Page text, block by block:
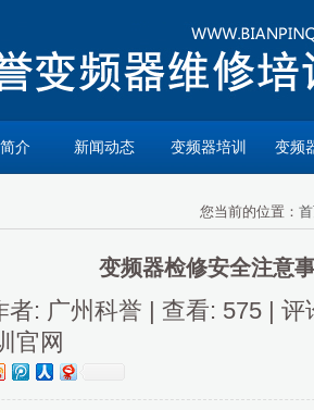
介 新闻动态 变频器培训 变频
您当前的位置：
变频器检修安全注意
者: 广州科誉 | 查看: 575 | 评
官网